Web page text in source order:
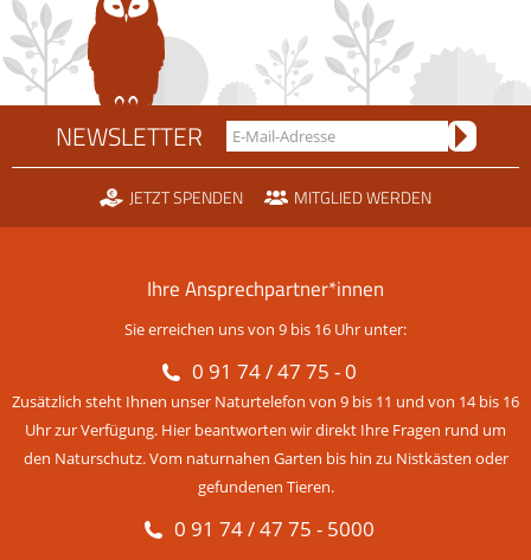
NEWSLETTER
JETZT SPENDEN MITGLIED WERDEN
Ihre Ansprechpartner*innen
Sie erreichen uns von 9 bis 16 Uhr unter:
0 91 74 / 47 75 - 0
Zusätzlich steht Ihnen unser Naturtelefon von 9 bis 11 und von 14 bis 16
Uhr zur Verfügung. Hier beantworten wir direkt Ihre Fragen rund um
den Naturschutz. Vom naturnahen Garten bis hin zu Nistkästen oder
gefundenen Tieren.
0 91 74 / 47 75 - 5000